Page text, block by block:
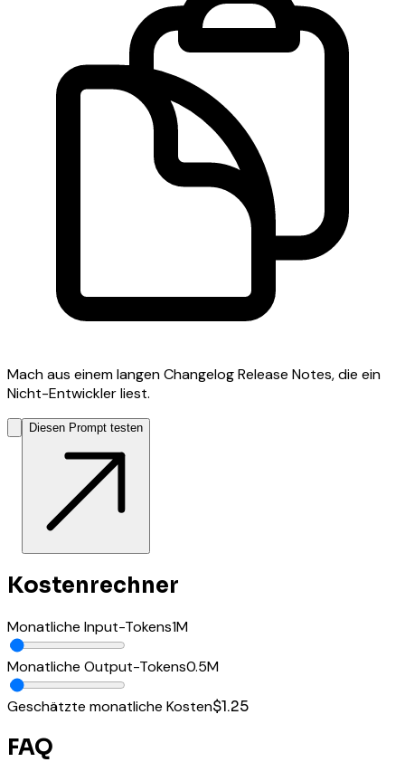
Mach aus einem langen Changelog Release Notes, die ein
Nicht-Entwickler liest.
Diesen Prompt testen
Kostenrechner
Monatliche Input-Tokens1M
Monatliche Output-Tokens0.5M
Geschätzte monatliche Kosten$1.25
FAQ